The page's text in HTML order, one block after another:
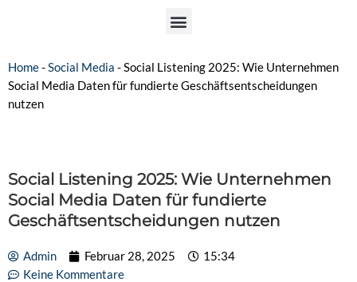
Home-Social Media -Social Listening 2025: Wie Unternehmen
Social Media Daten für fundierte Geschäftsentscheidungen
nutzen
Social Listening 2025: Wie Unternehmen
Social Media Daten für fundierte
Geschäftsentscheidungen nutzen
Admin Februar 28, 2025
15:34
Keine Kommentare